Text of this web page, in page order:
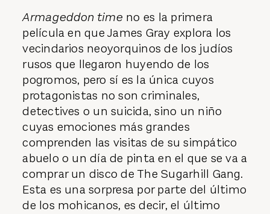
Armageddon time no es la primera
película en que James Gray explora los
vecindarios neoyorquinos de los judíos
rusos que llegaron huyendo de los
pogromos, pero sí es la única cuyos
protagonistas no son criminales,
detectives o un suicida, sino un niño
cuyas emociones más grandes
comprenden las visitas de su simpático
abuelo o un día de pinta en el que se va a
comprar un disco de The Sugarhill Gang.
Esta es una sorpresa por parte del último
de los mohicanos, es decir, el último